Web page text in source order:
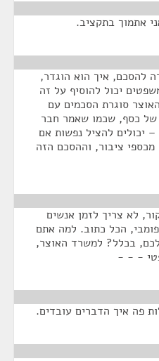
אתמוך בתקציב.
להסכם, איך הוא הוגדר,
יכול להוסיף על זה
סוגרת הסכמים עם
של כסף, שכמו שאמר חבר
יכולים להציל נפשות אם
ציבור, וההסכם הזה
לא צריך לזמן אנשים
הכל כתוב. למה אתם
בכלל? למשרד האוצר,
- - -
פה איך הדברים עובדים.